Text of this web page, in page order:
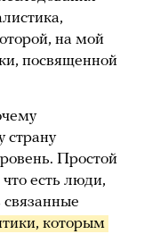
на мой
посвященной
страну
Простой
есть люди,
которым